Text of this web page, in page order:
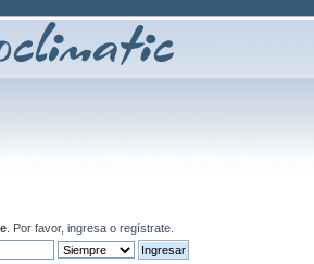
. Por favor,ingresa oregístrate